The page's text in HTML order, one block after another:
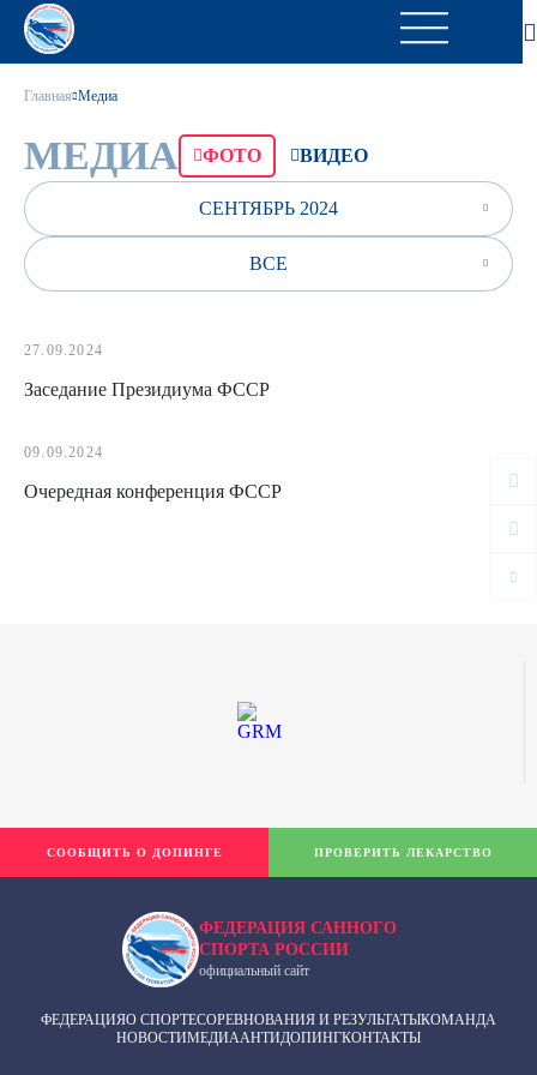
Главная Медиа
МЕДИА ФОТО ВИДЕО
СЕНТЯБРЬ 2024
ВСЕ
27.09.2024
Заседание Президиума ФССР
09.09.2024
Очередная конференция ФССР
ФЕДЕРАЦИЯ САННОГО
СПОРТА РОССИИ
официальный сайт
ФЕДЕРАЦИЯО СПОРТЕСОРЕВНОВАНИЯ И РЕЗУЛЬТАТЫКОМАНДА
НОВОСТИМЕДИААНТИДОПИНГКОНТАКТЫ
СООБЩИТЬ О ДОПИНГЕ ПРОВЕРИТЬ ЛЕКАРСТВО